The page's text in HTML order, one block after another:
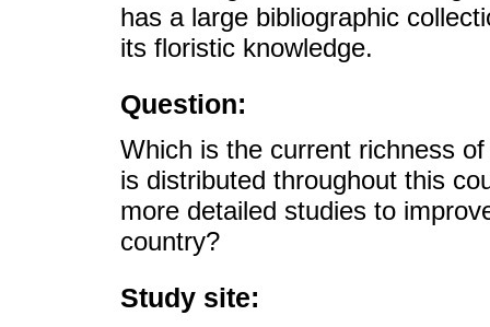
has a large bibliographic
its floristic knowledge.
Question:
Which is the current richness
is distributed throughout this
more detailed studies to
country?
Study site: